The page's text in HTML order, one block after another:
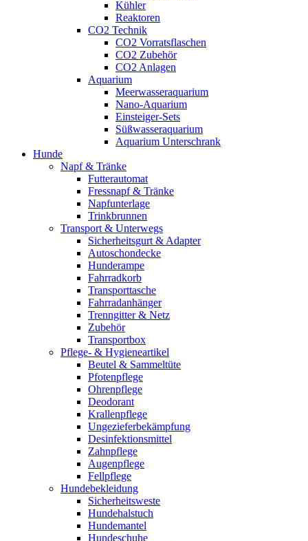
Kühler
Reaktoren
CO2 Technik
CO2 Vorratsflaschen
CO2 Zubehör
CO2 Anlagen
Aquarium
Meerwasseraquarium
Nano-Aquarium
Einsteiger-Sets
Süßwasseraquarium
Aquarium Unterschrank
Hunde
Napf & Tränke
Futterautomat
Fressnapf & Tränke
Napfunterlage
Trinkbrunnen
Transport & Unterwegs
Sicherheitsgurt & Adapter
Autoschondecke
Hunderampe
Fahrradkorb
Transporttasche
Fahrradanhänger
Trenngitter & Netz
Zubehör
Transportbox
Pflege- & Hygieneartikel
Beutel & Sammeltüte
Pfotenpflege
Ohrenpflege
Deodorant
Krallenpflege
Ungezieferbekämpfung
Desinfektionsmittel
Zahnpflege
Augenpflege
Fellpflege
Hundebekleidung
Sicherheitsweste
Hundehalstuch
Hundemantel
Hundeschuhe